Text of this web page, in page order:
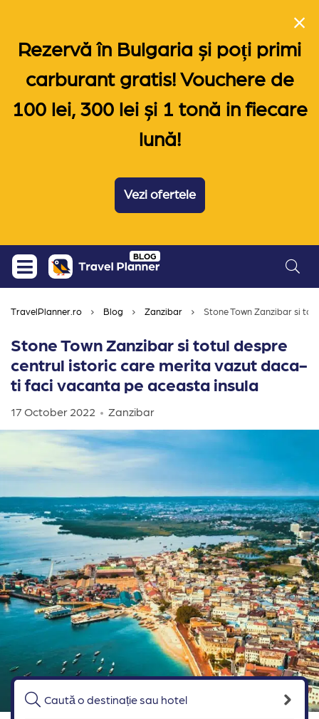
Rezervă în Bulgaria și poți primi
carburant gratis! Vouchere de
100 lei, 300 lei și 1 tonă in fiecare
lună!
Vezi ofertele
Skip
content
BLOG
TravelPlanner.ro Blog Zanzibar Stone Town Zanzibar si
Stone Town Zanzibar si totul despre
centrul istoric care merita vazut daca-
ti faci vacanta pe aceasta insula
17 October 2022 Zanzibar